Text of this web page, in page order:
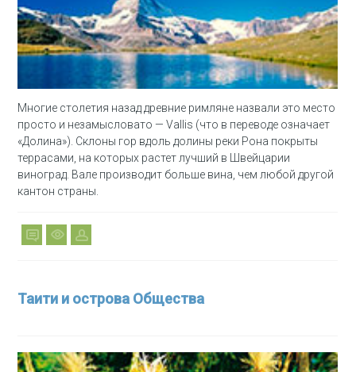
Многие столетия назад древние римляне назвали это место
просто и незамысловато — Vallis (что в переводе означает
«Долина»). Склоны гор вдоль долины реки Рона покрыты
террасами, на которых растет лучший в Швейцарии
виноград. Вале производит больше вина, чем любой другой
кантон страны.
Таити и острова Общества